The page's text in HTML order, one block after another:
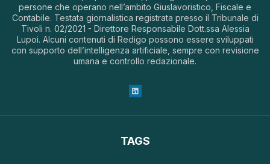
persone che operano nell’ambito Giuslavoristico, Fiscale e
Contabile. Testata giornalistica registrata presso il Tribunale di
Tivoli n. 02/2021 - Direttore Responsabile Dott.ssa Alessia
Lupoi. Alcuni contenuti di Redigo possono essere sviluppati
con supporto dell’intelligenza artificiale, sempre con revisione
umana e controllo redazionale.
TAGS